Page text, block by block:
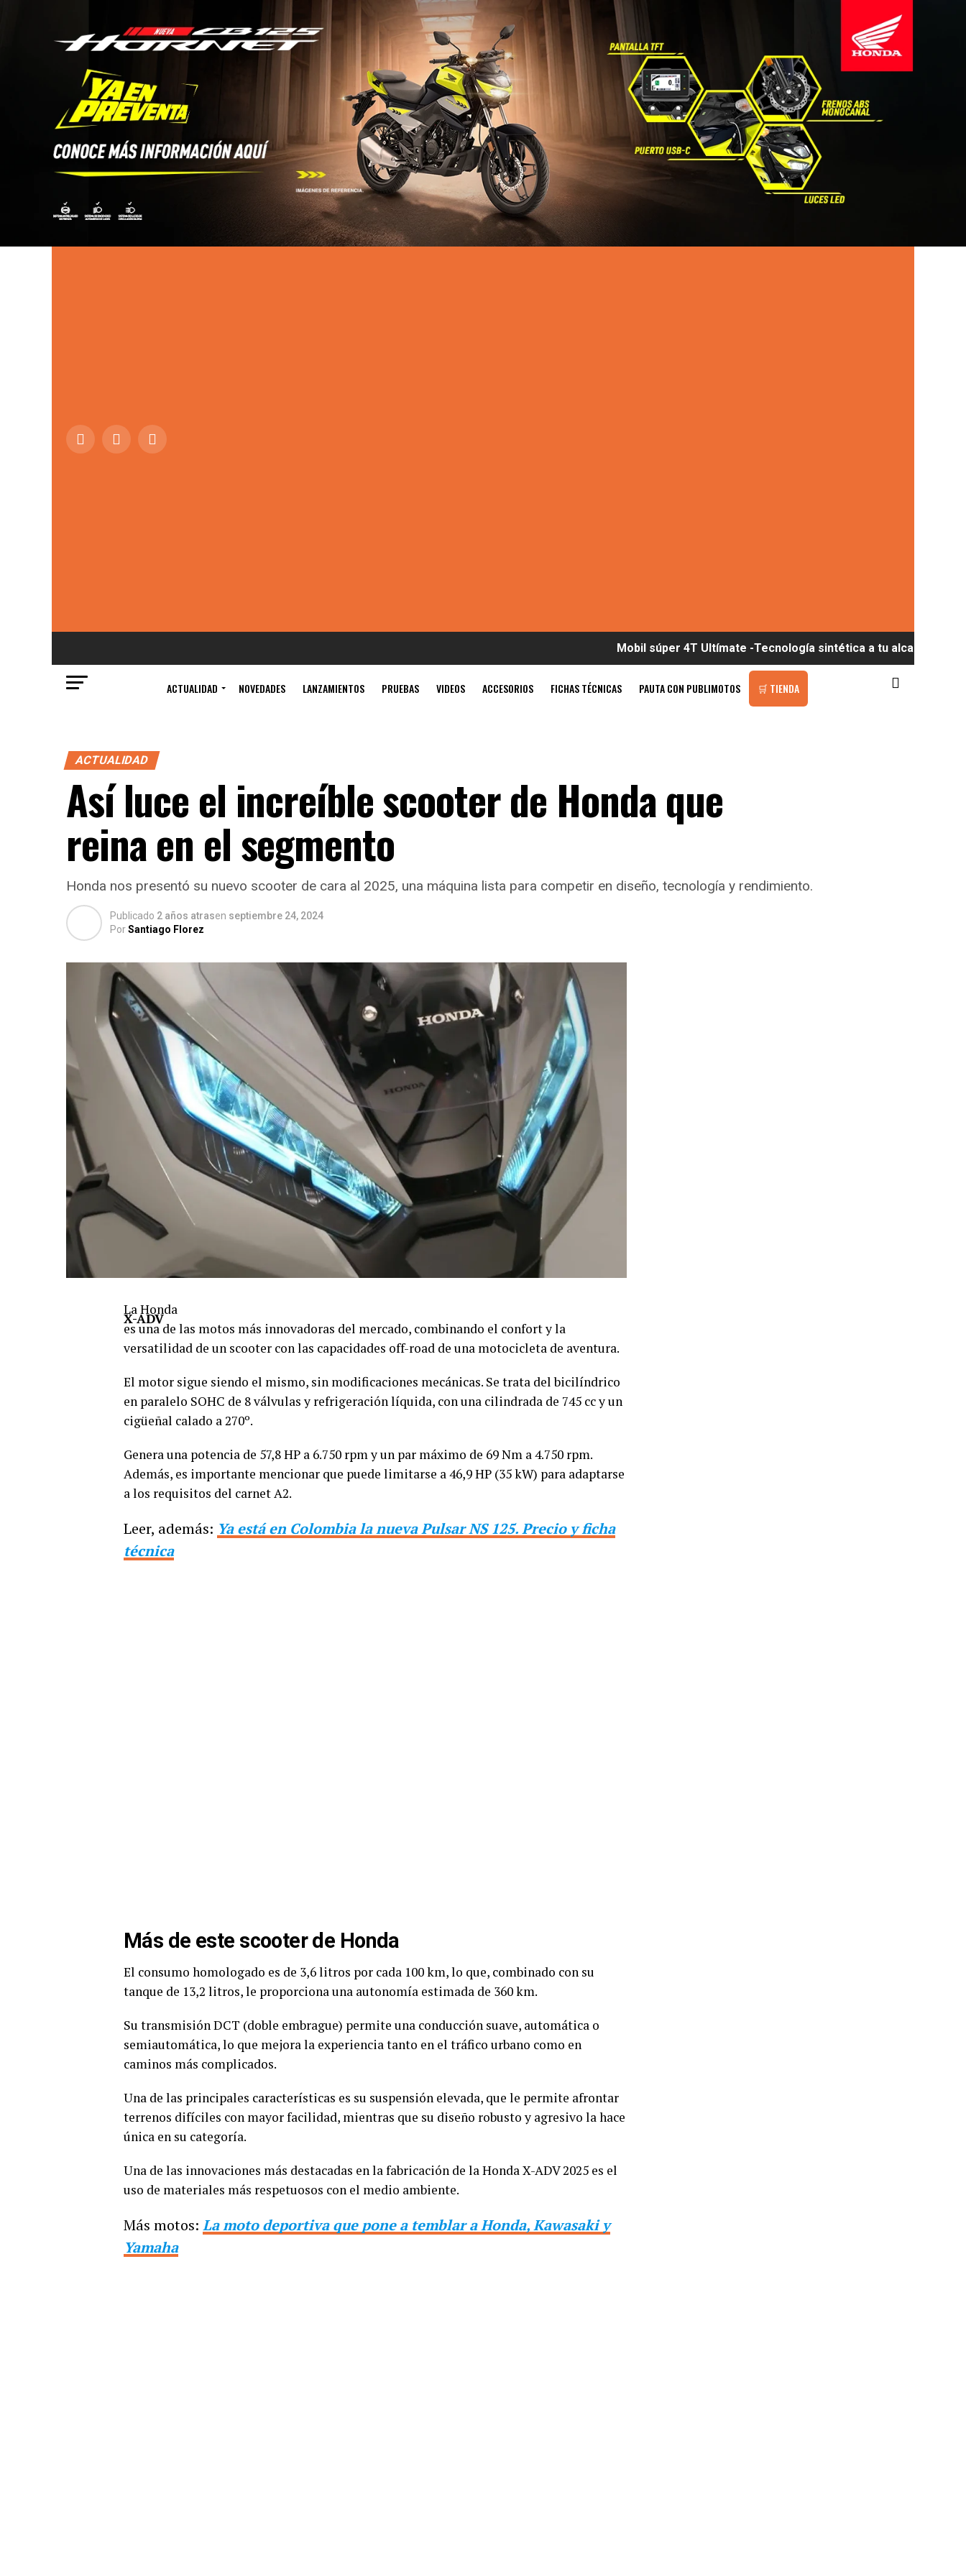
Mobil súper 4T Ultímate -Tecnología sintética a tu alcance
ACTUALIDAD NOVEDADES LANZAMIENTOS PRUEBAS VIDEOS ACCESORIOS FICHAS TÉCNICAS PAUTA CON PUBLIMOTOS 🛒 TIENDA
ACTUALIDAD
Así luce el increíble scooter de Honda que
reina en el segmento
Honda nos presentó su nuevo scooter de cara al 2025, una máquina lista para competir en diseño, tecnología y rendimiento.
Publicado 2 años atrasen septiembre 24, 2024
PorSantiago Florez
La Honda
X-ADV
es una de las motos más innovadoras del mercado, combinando el confort y la
versatilidad de un scooter con las capacidades off-road de una motocicleta de aventura.
El motor sigue siendo el mismo, sin modificaciones mecánicas. Se trata del bicilíndrico
en paralelo SOHC de 8 válvulas y refrigeración líquida, con una cilindrada de 745 cc y un
cigüeñal calado a 270º.
Genera una potencia de 57,8 HP a 6.750 rpm y un par máximo de 69 Nm a 4.750 rpm.
Además, es importante mencionar que puede limitarse a 46,9 HP (35 kW) para adaptarse
a los requisitos del carnet A2.
Leer, además: Ya está en Colombia la nueva Pulsar NS 125. Precio y ficha
técnica
Más de este scooter de Honda
El consumo homologado es de 3,6 litros por cada 100 km, lo que, combinado con su
tanque de 13,2 litros, le proporciona una autonomía estimada de 360 km.
Su transmisión DCT (doble embrague) permite una conducción suave, automática o
semiautomática, lo que mejora la experiencia tanto en el tráfico urbano como en
caminos más complicados.
Una de las principales características es su suspensión elevada, que le permite afrontar
terrenos difíciles con mayor facilidad, mientras que su diseño robusto y agresivo la hace
única en su categoría.
Una de las innovaciones más destacadas en la fabricación de la Honda X-ADV 2025 es el
uso de materiales más respetuosos con el medio ambiente.
Más motos: La moto deportiva que pone a temblar a Honda, Kawasaki y
Yamaha